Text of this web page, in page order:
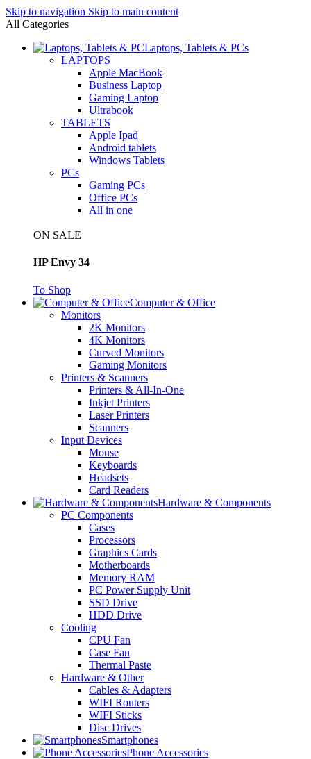
Skip to navigation Skip to main content
All Categories
Laptops, Tablets & PCs
LAPTOPS
Apple MacBook
Business Laptop
Gaming Laptop
Ultrabook
TABLETS
Apple Ipad
Android tablets
Windows Tablets
PCs
Gaming PCs
Office PCs
All in one
ON SALE
HP Envy 34
To Shop
Computer & Office
Monitors
2K Monitors
4K Monitors
Curved Monitors
Gaming Monitors
Printers & Scanners
Printers & All-In-One
Inkjet Printers
Laser Printers
Scanners
Input Devices
Mouse
Keyboards
Headsets
Card Readers
Hardware & Components
PC Components
Cases
Processors
Graphics Cards
Motherboards
Memory RAM
PC Power Supply Unit
SSD Drive
HDD Drive
Cooling
CPU Fan
Case Fan
Thermal Paste
Hardware & Other
Cables & Adapters
WIFI Routers
WIFI Sticks
Disc Drives
Smartphones
Phone Accessories